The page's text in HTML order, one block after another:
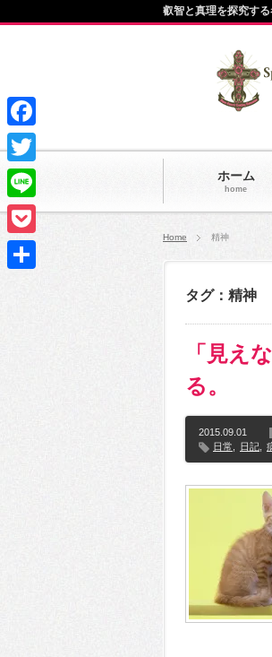
ホーム
home
叡智と真理を探究す
Home 精神
タグ：精神
「見え
る。
2015.09.01
日常
日記
Facebook
Twitter
Line
Pocket